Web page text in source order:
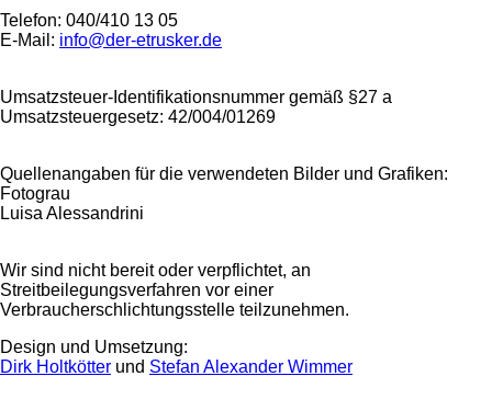
Telefon: 040/410 13 05
E-Mail: info@der-etrusker.de
Umsatzsteuer-Identifikationsnummer gemäß §27 a
Umsatzsteuergesetz: 42/004/01269
Quellenangaben für die verwendeten Bilder und Grafiken:
Fotograu
Luisa Alessandrini
Wir sind nicht bereit oder verpflichtet, an
Streitbeilegungsverfahren vor einer
Verbraucherschlichtungsstelle teilzunehmen.
Design und Umsetzung:
Dirk Holtkötter und Stefan Alexander Wimmer